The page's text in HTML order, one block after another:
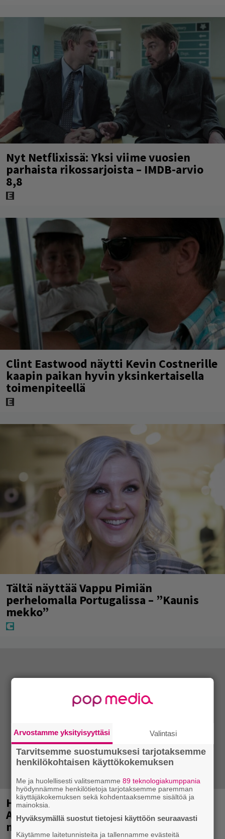
Nyt Netflixissä: Yksi viime vuosien
parhaista rikossarjoista – IMDB-arvio
8,8
Clint Eastwood näytti Kevin Costnerille
kaapin paikan hyvin yksinkertaisella
toimenpiteellä
Tältä näyttää Vappu Pimiän
perhelomalla Portugalissa – ”Kaunis
mekko”
Huomenna se ilmestyy – CMX:stä tutun
A.W. Yrjänän uutuusalbumi om
mammuttimainen kokonaisuus
Arvostamme yksityisyyttäsi Valintasi
Tarvitsemme suostumuksesi tarjotaksemme
henkilökohtaisen käyttökokemuksen
Me ja huolellisesti valitsemamme89 teknologiakumppania
hyödynnämme henkilötietoja tarjotaksemme paremman
käyttäjäkokemuksen sekä kohdentaaksemme sisältöä ja
mainoksia.
Hyväksymällä suostut tietojesi käyttöön seuraavasti
Käytämme laitetunnisteita ja tallennamme evästeitä